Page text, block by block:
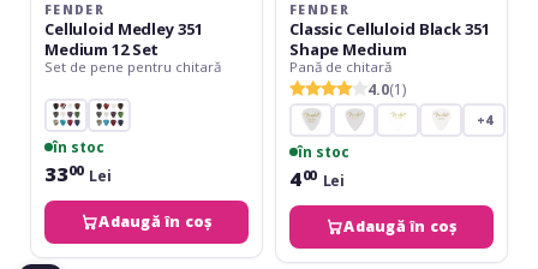
FENDER
Celluloid Medley 351
Medium 12 Set
Set de pene pentru chitară
în stoc
3300 Lei
Adaugă în coș
FENDER
Classic Celluloid Black 351
Shape Medium
Pană de chitară
4.0(1)
+4
în stoc
400 Lei
Adaugă în coș